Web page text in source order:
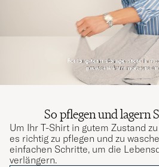
So pflegen und lagern
Um Ihr T-Shirt in gutem Zustand
es richtig zu pflegen und zu
einfachen Schritte, um die
verlängern.